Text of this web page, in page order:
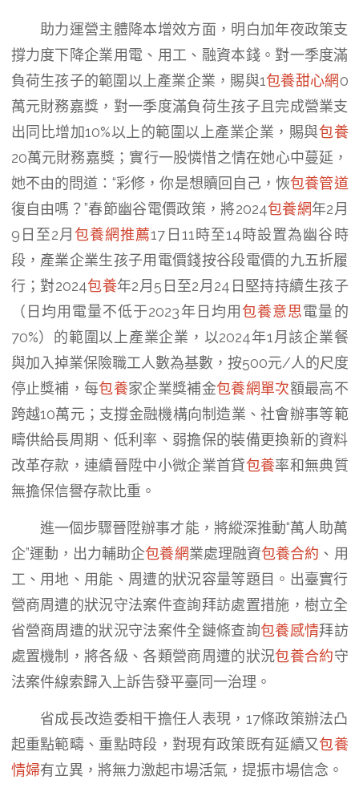
助力運營主體降本增效方面，明白加年夜政策支
撐力度下降企業用電、用工、融資本錢。對一季度滿
負荷生孩子的範圍以上產業企業，賜與1包養甜心網0
萬元財務嘉獎，對一季度滿負荷生孩子且完成營業支
出同比增加10%以上的範圍以上產業企業，賜與包養
20萬元財務嘉獎；實行一股憐惜之情在她心中蔓延，
她不由的問道：“彩修，你是想贖回自己，恢包養管道
復自由嗎？”春節幽谷電價政策，將2024包養網年2月
9日至2月 包養網推薦17日11時至14時設置為幽谷時
段，產業企業生孩子用電價錢按谷段電價的九五折履
行；對2024包養年2月5日至2月24日堅持持續生孩子
（日均用電量不低于2023年日均用包養意思電量的
70%）的範圍以上產業企業，以2024年1月該企業餐
與加入掉業保險職工人數為基數，按500元/人的尺度
停止獎補，每包養家企業獎補金包養網單次額最高不
跨越10萬元；支撐金融機構向制造業、社會辦事等範
疇供給長周期、低利率、弱擔保的裝備更換新的資料
改革存款，連續晉陞中小微企業首貸包養率和無典質
無擔保信譽存款比重。
進一個步驟晉陞辦事才能，將縱深推動“萬人助萬
企”運動，出力輔助企包養網業處理融資包養合約 、用
工、用地、用能、周遭的狀況容量等題目。出臺實行
營商周遭的狀況守法案件查詢拜訪處置措施，樹立全
省營商周遭的狀況守法案件全鏈條查詢包養感情拜訪
處置機制，將各級、各類營商周遭的狀況包養合約守
法案件線索歸入上訴告發平臺同一治理。
省成長改造委相干擔任人表現，17條政策辦法凸
起重點範疇、重點時段，對現有政策既有延續又包養
情婦有立異，將無力激起市場活氣，提振市場信念。